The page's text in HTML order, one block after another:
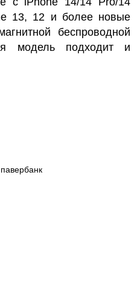
13, 12 и более новые
беспроводной
модель подходит и